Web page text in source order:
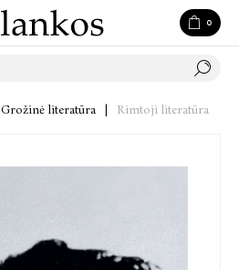
0
Grožinė literatūra Rimtoji literatūra